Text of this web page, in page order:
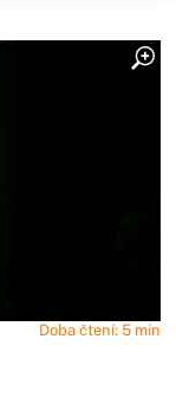
Doba čtení: 5 min